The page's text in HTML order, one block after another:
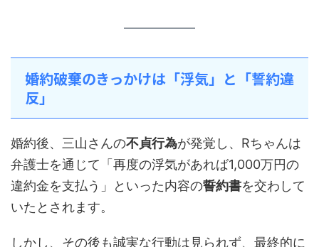
婚約破棄のきっかけは「浮気」と「誓約違
反」
婚約後、三山さんの不貞行為が発覚し、Rちゃんは
弁護士を通じて「再度の浮気があれば1,000万円の
違約金を支払う」といった内容の誓約書を交わして
いたとされます。
しかし、その後も誠実な行動は見られず、最終的に